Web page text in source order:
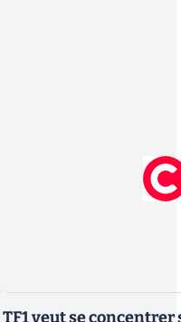
TF1 veut se